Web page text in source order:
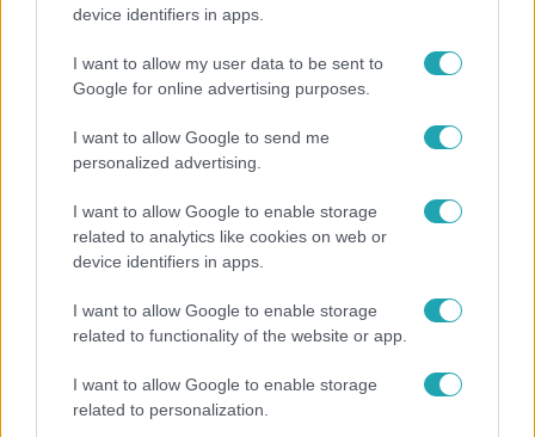
device identifiers in apps.
I want to allow my user data to be sent to
Google for online advertising purposes.
I want to allow Google to send me
personalized advertising.
I want to allow Google to enable storage
related to analytics like cookies on web or
device identifiers in apps.
I want to allow Google to enable storage
related to functionality of the website or app.
I want to allow Google to enable storage
related to personalization.
Népszerű